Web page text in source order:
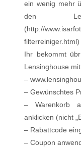
ein wenig mehr
den
(http://
filterreiniger.html)
Ihr bekommt
Lensinghouse
–
– Gewünschtes
– Warenkorb
anklicken (nicht
– Rabattcode
– Coupon